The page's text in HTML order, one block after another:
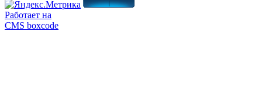
Работает на
CMS boxcode